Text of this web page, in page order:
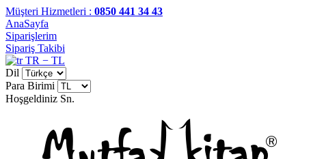
Müşteri Hizmetleri : 0850 441 34 43
AnaSayfa
Siparişlerim
Sipariş Takibi
TR − TL
Dil
Para Birimi
Hoşgeldiniz Sn.